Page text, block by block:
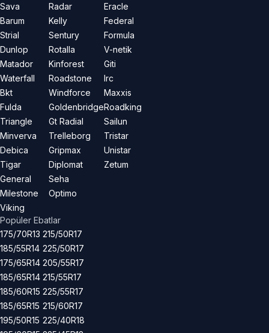
Sava
Barum
Strial
Dunlop
Matador
Waterfall
Bkt
Fulda
Triangle
Minverva
Debica
Tigar
General
Milestone
Viking
Radar
Kelly
Sentury
Rotalla
Kinforest
Roadstone
Windforce
Goldenbridge
Gt Radial
Trelleborg
Gripmax
Diplomat
Seha
Optimo
Eracle
Federal
Formula
V-netik
Giti
Irc
Maxxis
Roadking
Sailun
Tristar
Unistar
Zetum
Popüler Ebatlar
175/70R13
185/55R14
175/65R14
185/65R14
185/60R15
185/65R15
195/50R15
215/50R17
225/50R17
205/55R17
215/55R17
225/55R17
215/60R17
225/40R18